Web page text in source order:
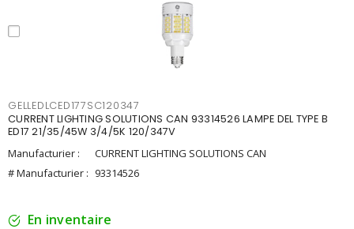
GELLEDLCED177SC120347
CURRENT LIGHTING SOLUTIONS CAN 93314526 LAMPE DEL TYPE B
ED17 21/35/45W 3/4/5K 120/347V
Manufacturier :
CURRENT LIGHTING SOLUTIONS CAN
# Manufacturier : 93314526
En inventaire